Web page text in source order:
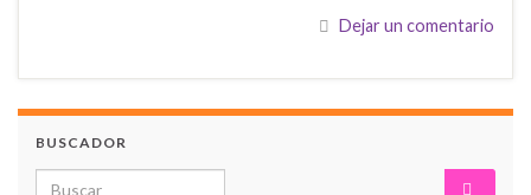
Dejar un comentario
BUSCADOR
Search for: